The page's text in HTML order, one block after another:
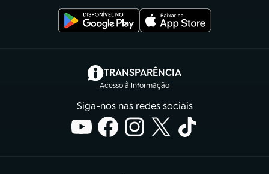
TRANSPARÊNCIA
Acesso à Informação
(abre em nova aba)
Siga-nos nas redes sociais